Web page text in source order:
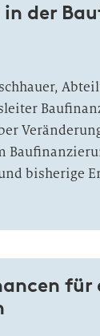
der
bisherige